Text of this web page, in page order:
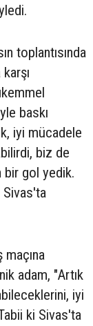
toplantısında
baskı
iyi mücadele
biz de
bir gol yedik.
Sivas'ta
adam, "Artık
iyi
ki Sivas'ta